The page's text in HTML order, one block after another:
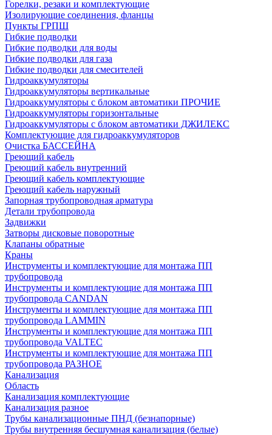
Горелки, резаки и комплектующие
Изолирующие соединения, фланцы
Пункты ГРПШ
Гибкие подводки
Гибкие подводки для воды
Гибкие подводки для газа
Гибкие подводки для смесителей
Гидроаккумуляторы
Гидроаккумуляторы вертикальные
Гидроаккумуляторы с блоком автоматики ПРОЧИЕ
Гидроаккумуляторы горизонтальные
Гидроаккумуляторы с блоком автоматики ДЖИЛЕКС
Комплектующие для гидроаккумуляторов
Очистка БАССЕЙНА
Греющий кабель
Греющий кабель внутренний
Греющий кабель комплектующие
Греющий кабель наружный
Запорная трубопроводная арматура
Детали трубопровода
Задвижки
Затворы дисковые поворотные
Клапаны обратные
Краны
Инструменты и комплектующие для монтажа ПП
трубопровода
Инструменты и комплектующие для монтажа ПП
трубопровода CANDAN
Инструменты и комплектующие для монтажа ПП
трубопровода LAMMIN
Инструменты и комплектующие для монтажа ПП
трубопровода VALTEC
Инструменты и комплектующие для монтажа ПП
трубопровода РАЗНОЕ
Канализация
Область
Канализация комплектующие
Канализация разное
Трубы канализационные ПНД (безнапорные)
Трубы внутренняя бесшумная канализация (белые)